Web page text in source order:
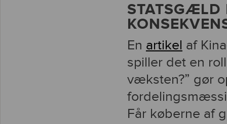
STATSGÆLD
En artikel af
spiller det en
væksten?” gør
Får køberne af